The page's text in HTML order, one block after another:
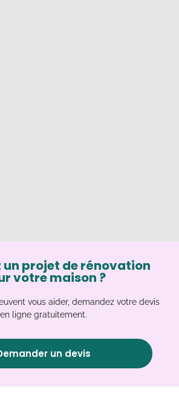
un projet de rénovation
votre maison ?
vous aider, demandez votre devis
en ligne gratuitement.
un devis